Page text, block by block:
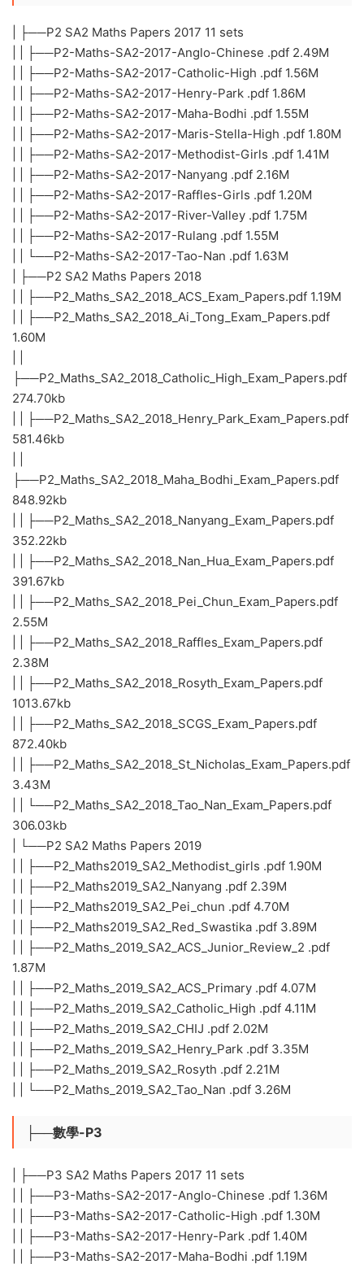
| ├──P2 SA2 Maths Papers 2017 11 sets
| | ├──P2-Maths-SA2-2017-Anglo-Chinese .pdf 2.49M
| | ├──P2-Maths-SA2-2017-Catholic-High .pdf 1.56M
| | ├──P2-Maths-SA2-2017-Henry-Park .pdf 1.86M
| | ├──P2-Maths-SA2-2017-Maha-Bodhi .pdf 1.55M
| | ├──P2-Maths-SA2-2017-Maris-Stella-High .pdf 1.80M
| | ├──P2-Maths-SA2-2017-Methodist-Girls .pdf 1.41M
| | ├──P2-Maths-SA2-2017-Nanyang .pdf 2.16M
| | ├──P2-Maths-SA2-2017-Raffles-Girls .pdf 1.20M
| | ├──P2-Maths-SA2-2017-River-Valley .pdf 1.75M
| | ├──P2-Maths-SA2-2017-Rulang .pdf 1.55M
| | └──P2-Maths-SA2-2017-Tao-Nan .pdf 1.63M
| ├──P2 SA2 Maths Papers 2018
| | ├──P2_Maths_SA2_2018_ACS_Exam_Papers.pdf 1.19M
| | ├──P2_Maths_SA2_2018_Ai_Tong_Exam_Papers.pdf
1.60M
├──P2_Maths_SA2_2018_Catholic_High_Exam_Papers.pdf
274.70kb
| | ├──P2_Maths_SA2_2018_Henry_Park_Exam_Papers.pdf
581.46kb
├──P2_Maths_SA2_2018_Maha_Bodhi_Exam_Papers.pdf
848.92kb
| | ├──P2_Maths_SA2_2018_Nanyang_Exam_Papers.pdf
352.22kb
| | ├──P2_Maths_SA2_2018_Nan_Hua_Exam_Papers.pdf
391.67kb
| | ├──P2_Maths_SA2_2018_Pei_Chun_Exam_Papers.pdf
2.55M
| | ├──P2_Maths_SA2_2018_Raffles_Exam_Papers.pdf
2.38M
| | ├──P2_Maths_SA2_2018_Rosyth_Exam_Papers.pdf
1013.67kb
| | ├──P2_Maths_SA2_2018_SCGS_Exam_Papers.pdf
872.40kb
| | ├──P2_Maths_SA2_2018_St_Nicholas_Exam_Papers.pdf
3.43M
| | └──P2_Maths_SA2_2018_Tao_Nan_Exam_Papers.pdf
306.03kb
| └──P2 SA2 Maths Papers 2019
| | ├──P2_Maths2019_SA2_Methodist_girls .pdf 1.90M
| | ├──P2_Maths2019_SA2_Nanyang .pdf 2.39M
| | ├──P2_Maths2019_SA2_Pei_chun .pdf 4.70M
| | ├──P2_Maths2019_SA2_Red_Swastika .pdf 3.89M
| | ├──P2_Maths_2019_SA2_ACS_Junior_Review_2 .pdf
1.87M
| | ├──P2_Maths_2019_SA2_ACS_Primary .pdf 4.07M
| | ├──P2_Maths_2019_SA2_Catholic_High .pdf 4.11M
| | ├──P2_Maths_2019_SA2_CHIJ .pdf 2.02M
| | ├──P2_Maths_2019_SA2_Henry_Park .pdf 3.35M
| | ├──P2_Maths_2019_SA2_Rosyth .pdf 2.21M
| | └──P2_Maths_2019_SA2_Tao_Nan .pdf 3.26M
├──數學-P3
| ├──P3 SA2 Maths Papers 2017 11 sets
| | ├──P3-Maths-SA2-2017-Anglo-Chinese .pdf 1.36M
| | ├──P3-Maths-SA2-2017-Catholic-High .pdf 1.30M
| | ├──P3-Maths-SA2-2017-Henry-Park .pdf 1.40M
| | ├──P3-Maths-SA2-2017-Maha-Bodhi .pdf 1.19M